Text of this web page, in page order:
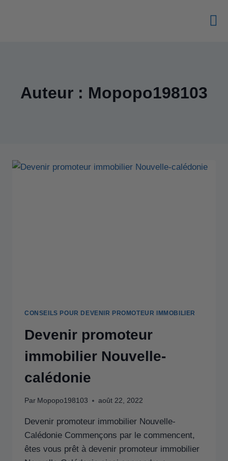
Auteur : Mopopo198103
CONSEILS POUR DEVENIR PROMOTEUR IMMOBILIER
Devenir promoteur
immobilier Nouvelle-
calédonie
Par Mopopo198103 août 22, 2022
Devenir promoteur immobilier Nouvelle-
Calédonie Commençons par le commencent,
êtes vous prêt à devenir promoteur immobilier